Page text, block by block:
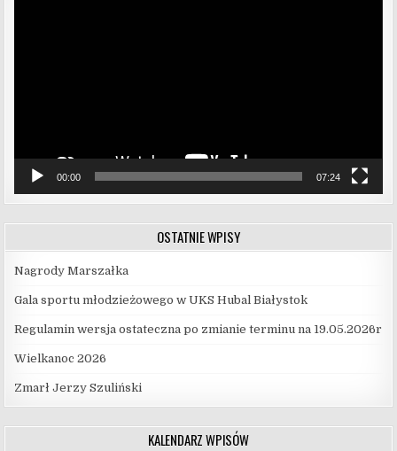
00:00 07:24
OSTATNIE WPISY
Nagrody Marszałka
Gala sportu młodzieżowego w UKS Hubal Białystok
Regulamin wersja ostateczna po zmianie terminu na 19.05.2026r
Wielkanoc 2026
Zmarł Jerzy Szuliński
KALENDARZ WPISÓW